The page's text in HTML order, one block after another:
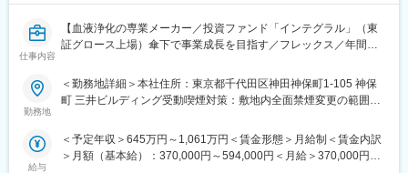
業所会議に加え、日常的にもWeb・電話等で上司と連携を取りな
がら営業活動を進めます。関西エリアは関西第一営業部と関西第
二営業部に分かれております。
整形メーカー未経験者の場合は、入社後は3か月間で約3週間の座
学研修と現場でのOJTを行います。加えて、入社後2年間は週1回
経験者の方に関しても、経験値を配慮しながら研修を行っていき
ます。
仕事内容
【血液浄化の専業メーカー／投資ファンド「インテグラル」（東
証グロース上場）傘下で事業成長を目指す／フレックス／年間休
■業務概要：
開に伴う技術検討や資料作成をリードしていただく技術サポート
ポジションです。
勤務地
＜勤務地詳細＞本社住所：東京都千代田区神田神保町1-105 神保
町 三井ビルディング受動喫煙対策：敷地内全面禁煙変更の範囲：
給与
＜予定年収＞645万円～1,061万円＜賃金形態＞月給制＜賃金内訳
＞月額（基本給）：370,000円～594,000円＜月給＞370,000円～